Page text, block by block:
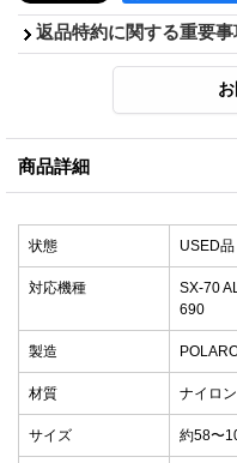
返品特約に関する重要事
商品詳細
状態 USED品
対応機種
SX-70
690
製造
材質 ナイロン
サイズ 約58〜